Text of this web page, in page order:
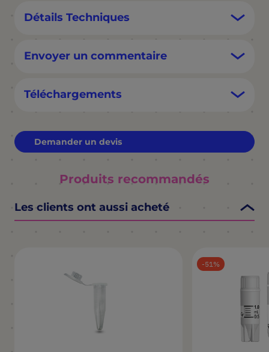
Détails Techniques
Envoyer un commentaire
Téléchargements
Demander un devis
Produits recommandés
Les clients ont aussi acheté
51